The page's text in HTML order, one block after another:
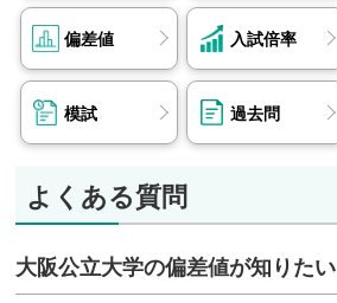
偏差値 入試倍率
模試 過去問
よくある質問
大阪公立大学の偏差値が知りたい